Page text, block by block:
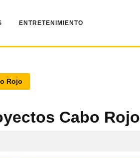
ENTRETENIMIENTO
Rojo
Cabo Rojo